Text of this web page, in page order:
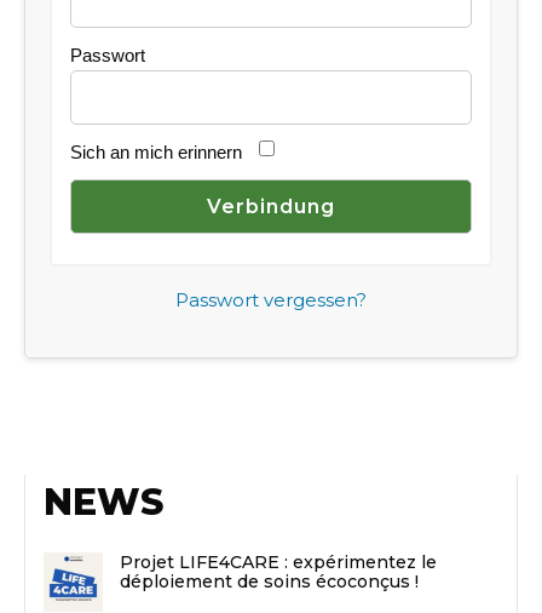
Passwort
Sich an mich erinnern
Passwort vergessen?
NEWS
Projet LIFE4CARE : expérimentez le
déploiement de soins écoconçus !